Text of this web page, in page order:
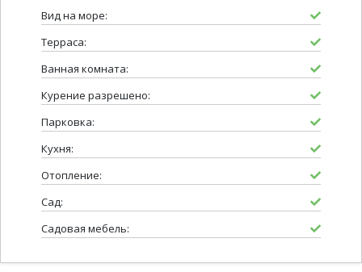
Вид на море:
Терраса:
Ванная комната:
Курение разрешено:
Парковка:
Кухня:
Отопление:
Сад:
Садовая мебель: